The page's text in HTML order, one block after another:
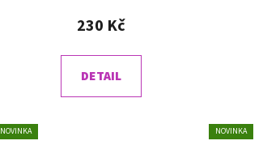
230 Kč
DETAIL
NOVINKA NOVINKA